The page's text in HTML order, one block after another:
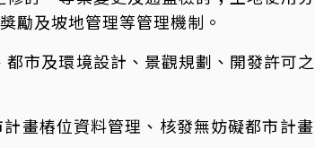
勵及坡地管理等管理機制。
都市及環境設計、景觀規劃、開發許可
畫樁位資料管理、核發無妨礙都市計